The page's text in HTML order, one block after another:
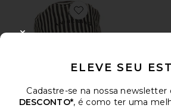
Favorite Nicks Bucket Hat
ELEVE SEU
Cadastre-se na nossa newsletter
DESCONTO*, é como ter uma